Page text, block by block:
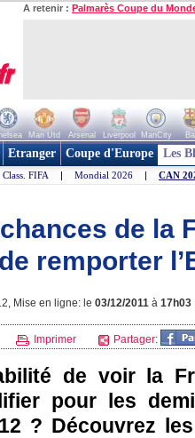
A retenir : Palmarès Coupe du
Man Utd Arsenal Liverpool ManCity
Etranger Coupe d'Europe Les
Class. FIFA | Mondial 2026 | CAN
de la
remporter
Mise en ligne: le 03/12/2011 à 17h03
Imprimer Partager:
de voir la
pour les
? Découvrez